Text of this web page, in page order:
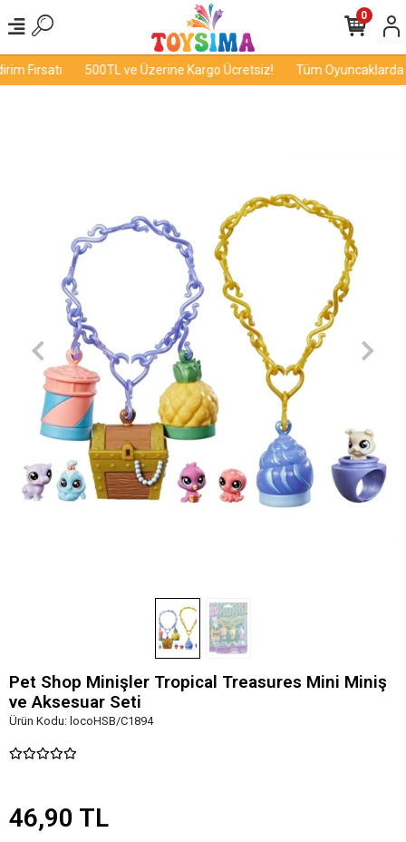
Fırsatı 500TL ve Üzerine Kargo Ücretsiz! Tüm Oyuncaklarda
0
Pet Shop Minişler Tropical Treasures Mini Miniş
ve Aksesuar Seti
Ürün Kodu: locoHSB/C1894
46,90 TL